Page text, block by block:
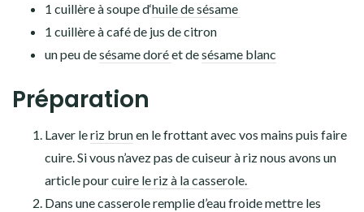
1 cuillère à soupe d‘huile de sésame
1 cuillère à café de jus de citron
un peu desésame doréet desésame blanc
Préparation
Laver leriz brunen le frottant avec vos mains puis faire
cuire. Si vous n’avez pas de cuiseur à riz nous avons un
article pourcuire le riz à la casserole.
Dans une casserole remplie d’eau froide mettre les